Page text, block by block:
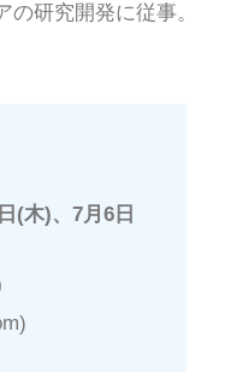
研究開発に従事。
(木)、7月6日